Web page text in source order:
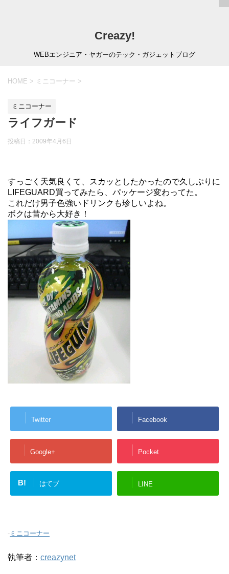
Creazy!
WEBエンジニア・ヤガーのテック・ガジェットブログ
HOME > ミニコーナー >
ミニコーナー
ライフガード
投稿日： 2009年4月6日
すっごく天気良くて、スカッとしたかったので久しぶりに
LIFEGUARD買ってみたら、パッケージ変わってた。
これだけ男子色強いドリンクも珍しいよね。
ボクは昔から大好き！
Twitter Facebook
Google+ Pocket
B! はてブ LINE
- ミニコーナー
執筆者： creazynet